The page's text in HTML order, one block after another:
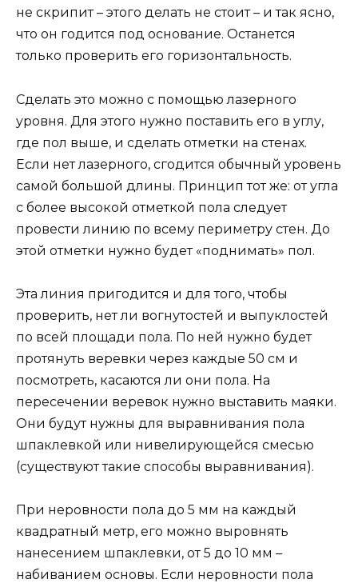
не скрипит – этого делать не стоит – и так ясно,
что он годится под основание. Останется
только проверить его горизонтальность.
Сделать это можно с помощью лазерного
уровня. Для этого нужно поставить его в углу,
где пол выше, и сделать отметки на стенах.
Если нет лазерного, сгодится обычный уровень
самой большой длины. Принцип тот же: от угла
с более высокой отметкой пола следует
провести линию по всему периметру стен. До
этой отметки нужно будет «поднимать» пол.
Эта линия пригодится и для того, чтобы
проверить, нет ли вогнутостей и выпуклостей
по всей площади пола. По ней нужно будет
протянуть веревки через каждые 50 см и
посмотреть, касаются ли они пола. На
пересечении веревок нужно выставить маяки.
Они будут нужны для выравнивания пола
шпаклевкой или нивелирующейся смесью
(существуют такие способы выравнивания).
При неровности пола до 5 мм на каждый
квадратный метр, его можно выровнять
нанесением шпаклевки, от 5 до 10 мм –
набиванием основы. Если неровности пола